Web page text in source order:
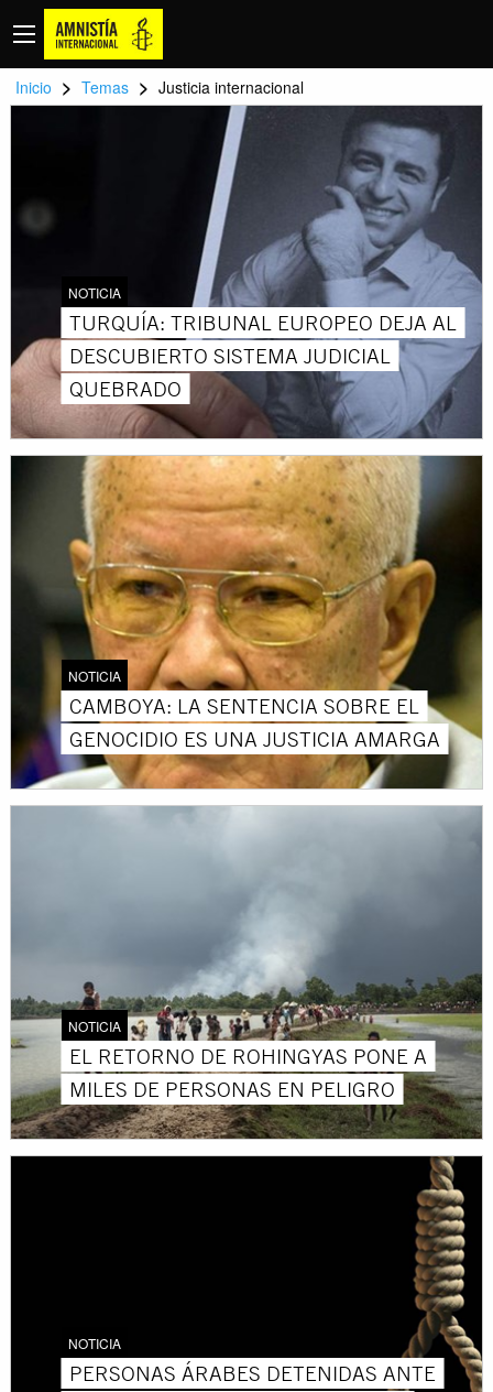
Inicio > Temas > Justicia internacional
NOTICIA
TURQUÍA: TRIBUNAL EUROPEO DEJA AL
DESCUBIERTO SISTEMA JUDICIAL
QUEBRADO
NOTICIA
CAMBOYA: LA SENTENCIA SOBRE EL
GENOCIDIO ES UNA JUSTICIA AMARGA
NOTICIA
EL RETORNO DE ROHINGYAS PONE A
MILES DE PERSONAS EN PELIGRO
NOTICIA
PERSONAS ÁRABES DETENIDAS ANTE